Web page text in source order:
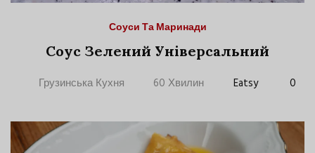
Соуси Та Маринади
Соус Зелений Універсальний
Грузинська Кухня 60 Хвилин Eatsy 0